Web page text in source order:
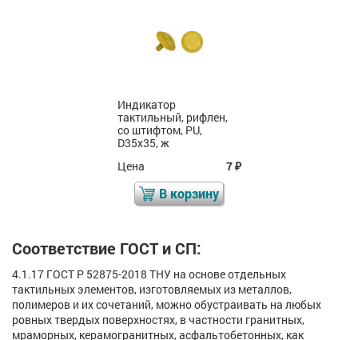
Индикатор
тактильный, рифлен,
со штифтом, PU,
D35x35, ж
Цена
7₽
В корзину
Соответствие ГОСТ и СП:
4.1.17 ГОСТ Р 52875-2018 ТНУ на основе отдельных
тактильных элементов, изготовляемых из металлов,
полимеров и их сочетаний, можно обустраивать на любых
ровных твердых поверхностях, в частности гранитных,
мраморных, керамогранитных, асфальтобетонных, как